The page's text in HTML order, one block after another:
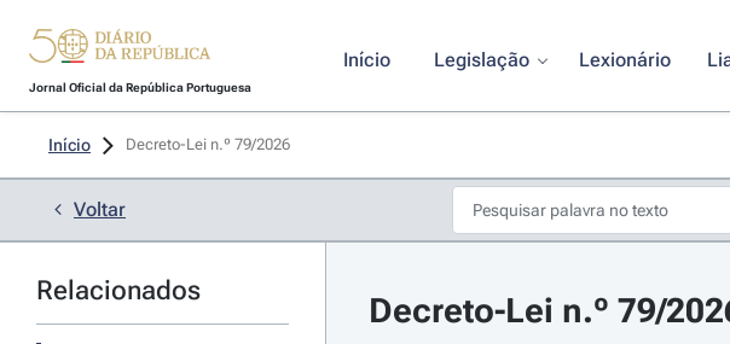
Jornal Oficial da República Portuguesa
Início Legislação Lexionário
Início Decreto-Lei n.º 79/2026
Voltar
Relacionados
Decreto-Lei n.º 79/